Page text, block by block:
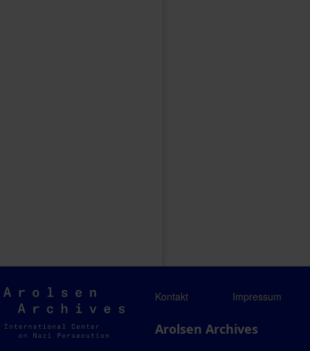
Arolsen
Archives
Kontakt Impressum
Arolsen Archives